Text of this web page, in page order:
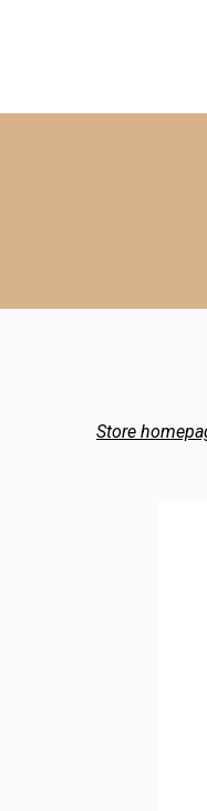
Store